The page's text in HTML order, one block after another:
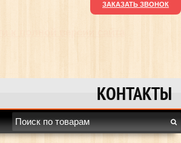
ЗАКАЗАТЬ ЗВОНОК
КОНТАКТЫ